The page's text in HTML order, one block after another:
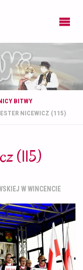
BITWY
NICEWICZ (115)
(115)
W WINCENCIE